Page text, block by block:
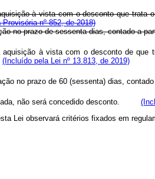
à vista com o desconto que trata
nº 852, de 2018)
no prazo de sessenta dias, contado
aquisição à vista com o desconto de que
(Incluído pela Lei nº 13.813, de 2019)
no prazo de 60 (sessenta) dias,
não será concedido desconto.
Lei observará critérios fixados em